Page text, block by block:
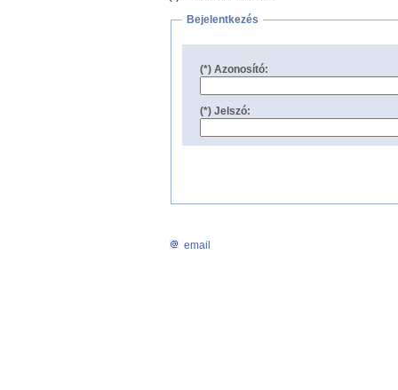
Bejelentkezés
(*) Azonosító:
(*) Jelszó:
email